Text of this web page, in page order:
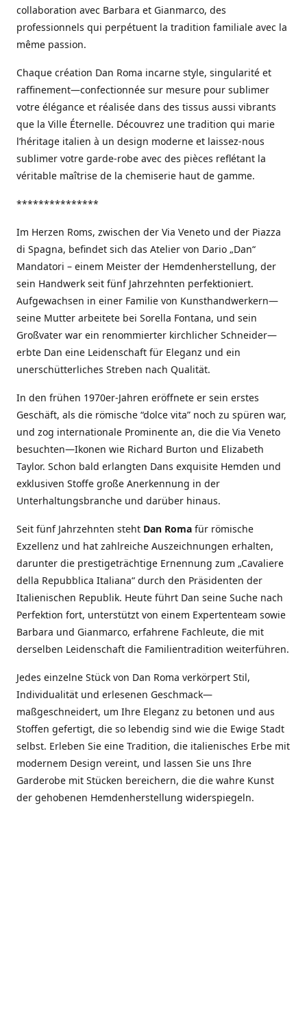
collaboration avec Barbara et Gianmarco, des
professionnels qui perpétuent la tradition familiale avec la
même passion.
Chaque création Dan Roma incarne style, singularité et
raffinement—confectionnée sur mesure pour sublimer
votre élégance et réalisée dans des tissus aussi vibrants
que la Ville Éternelle. Découvrez une tradition qui marie
l’héritage italien à un design moderne et laissez-nous
sublimer votre garde-robe avec des pièces reflétant la
véritable maîtrise de la chemiserie haut de gamme.
***************
Im Herzen Roms, zwischen der Via Veneto und der Piazza
di Spagna, befindet sich das Atelier von Dario „Dan“
Mandatori – einem Meister der Hemdenherstellung, der
sein Handwerk seit fünf Jahrzehnten perfektioniert.
Aufgewachsen in einer Familie von Kunsthandwerkern—
seine Mutter arbeitete bei Sorella Fontana, und sein
Großvater war ein renommierter kirchlicher Schneider—
erbte Dan eine Leidenschaft für Eleganz und ein
unerschütterliches Streben nach Qualität.
In den frühen 1970er-Jahren eröffnete er sein erstes
Geschäft, als die römische “dolce vita” noch zu spüren war,
und zog internationale Prominente an, die die Via Veneto
besuchten—Ikonen wie Richard Burton und Elizabeth
Taylor. Schon bald erlangten Dans exquisite Hemden und
exklusiven Stoffe große Anerkennung in der
Unterhaltungsbranche und darüber hinaus.
Seit fünf Jahrzehnten steht Dan Roma für römische
Exzellenz und hat zahlreiche Auszeichnungen erhalten,
darunter die prestigeträchtige Ernennung zum „Cavaliere
della Repubblica Italiana“ durch den Präsidenten der
Italienischen Republik. Heute führt Dan seine Suche nach
Perfektion fort, unterstützt von einem Expertenteam sowie
Barbara und Gianmarco, erfahrene Fachleute, die mit
derselben Leidenschaft die Familientradition weiterführen.
Jedes einzelne Stück von Dan Roma verkörpert Stil,
Individualität und erlesenen Geschmack—
maßgeschneidert, um Ihre Eleganz zu betonen und aus
Stoffen gefertigt, die so lebendig sind wie die Ewige Stadt
selbst. Erleben Sie eine Tradition, die italienisches Erbe mit
modernem Design vereint, und lassen Sie uns Ihre
Garderobe mit Stücken bereichern, die die wahre Kunst
der gehobenen Hemdenherstellung widerspiegeln.